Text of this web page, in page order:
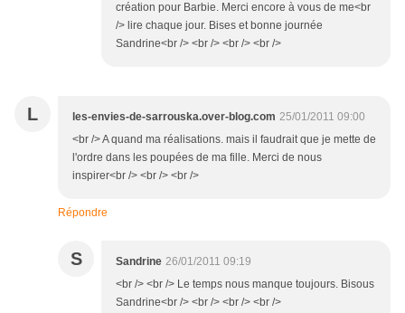
création pour Barbie. Merci encore à vous de me<br
/> lire chaque jour. Bises et bonne journée
Sandrine<br /> <br /> <br /> <br />
L les-envies-de-sarrouska.over-blog.com 25/01/2011 09:00
<br /> A quand ma réalisations. mais il faudrait que je mette de
l'ordre dans les poupées de ma fille. Merci de nous
inspirer<br /> <br /> <br />
Répondre
S Sandrine 26/01/2011 09:19
<br /> <br /> Le temps nous manque toujours. Bisous
Sandrine<br /> <br /> <br /> <br />